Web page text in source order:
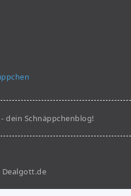
dein Schnäppchenblog!
Dealgott.de